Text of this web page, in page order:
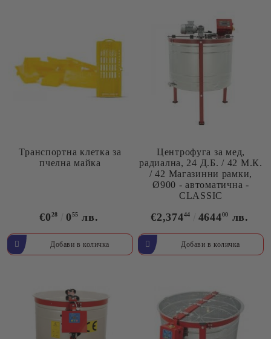
Транспортна клетка за
пчелна майка
€028 055 лв.
Центрофуга за мед,
радиална, 24 Д.Б. / 42 М.К.
/ 42 Магазинни рамки,
Ø900 - автоматична -
CLASSIC
€2,37444 464400 лв.